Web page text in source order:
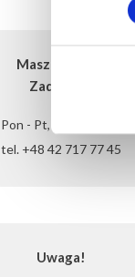
Masz pytania?
Zadzwoń!
Pon - Pt, 7:00 - 16:00
tel. +48 42 717 77 45
Uwaga!